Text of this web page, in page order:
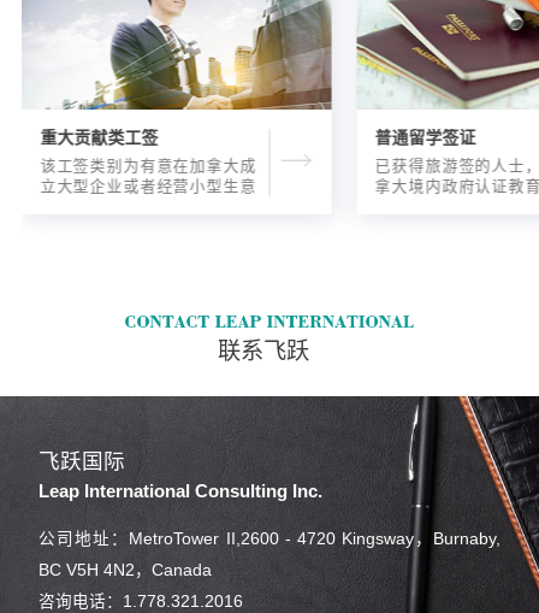
重大贡献类工签
该工签类别为有意在加拿大成
立大型企业或者经营小型生意
普通留学签证
已获得旅游签的人士
拿大境内政府认证教
联系飞跃
飞跃国际
Leap International Consulting Inc.
公司地址：MetroTower II,2600 - 4720 Kingsway，Burnaby,
BC V5H 4N2，Canada
咨询电话：1.778.321.2016